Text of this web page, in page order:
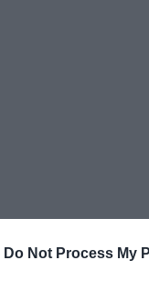
Do Not Process My
υπουργική